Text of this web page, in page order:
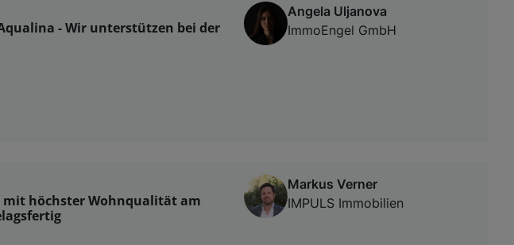
- Wir unterstützen bei der
Angela Uljanova
ImmoEngel GmbH
mit höchster Wohnqualität am
Markus Verner
IMPULS Immobilien